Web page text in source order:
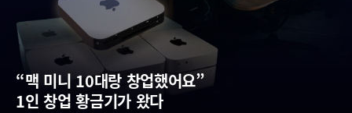
“맥 미니 10대랑 창업했어요”
1인 창업 황금기가 왔다